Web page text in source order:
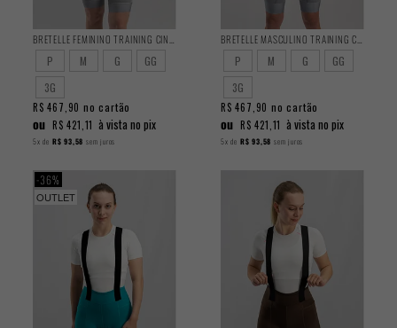
P M G
GG
3G
R$ 467,90 no cartão
ou R$ 421,11 à vista no pix
5x de R$ 93,58 sem juros
P M G
GG
3G
R$ 467,90 no cartão
ou R$ 421,11 à vista no pix
5x de R$ 93,58 sem juros
OUTLET
36%